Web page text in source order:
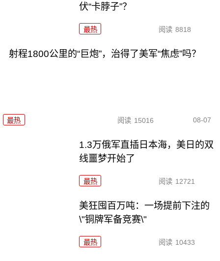
伏“卡脖子”？
最热 阅读 8818
射程1800公里的“巨炮”，治得了美军“焦虑”吗？
最热 阅读 15016 08-07
1.3万俄军直插日本海，美日的双
线噩梦开始了
最热 阅读 12721
美狂囤百万吨：一场提前下注的
\"铜牌军备竞赛\"
最热 阅读 10433